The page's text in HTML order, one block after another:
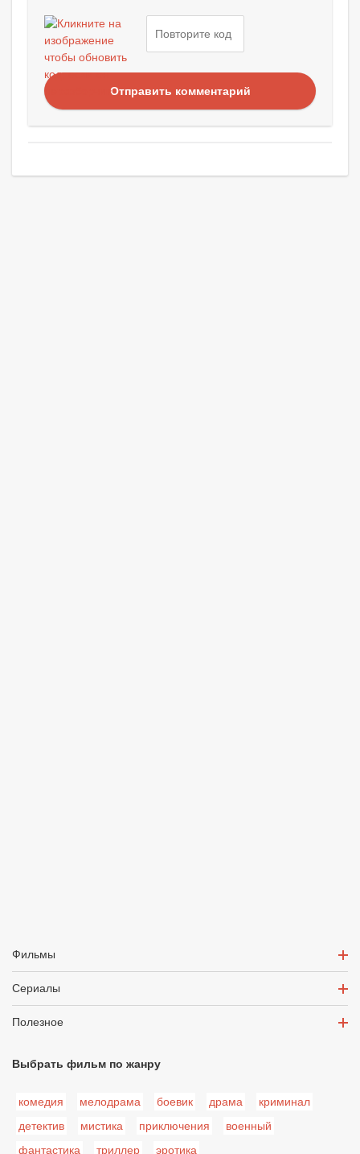
Отправить комментарий
Фильмы
Сериалы
Полезное
Выбрать фильм по жанру
комедия мелодрама боевик драма
криминал
детектив
мистика приключения
военный
фантастика
триллер эротика